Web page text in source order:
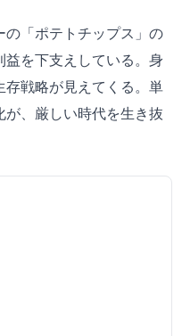
の「ポテトチップス」の
益を下支えしている。身
存戦略が見えてくる。単
、厳しい時代を生き抜